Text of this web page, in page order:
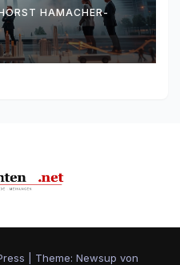
HAMACHER-
Theme: Newsup von